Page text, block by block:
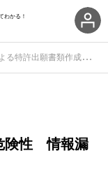
わかる！
出願書類作成の危険性 情報漏洩・無効リスクも
険性 情報漏